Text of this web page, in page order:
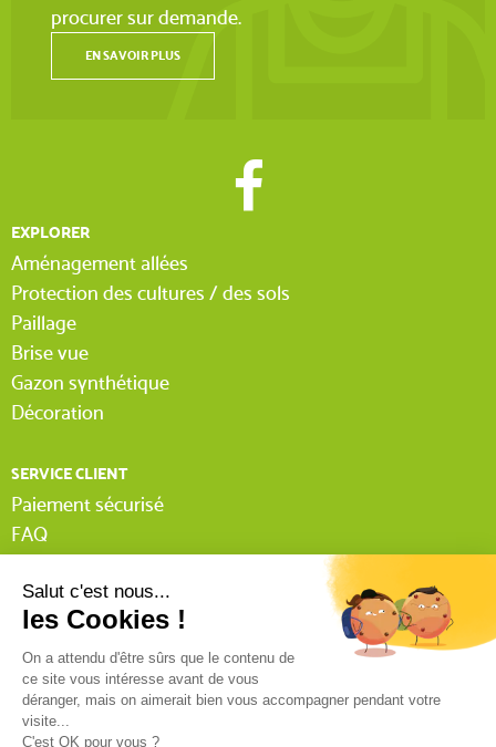
procurer sur demande.
EN SAVOIR PLUS
EXPLORER
Aménagement allées
Protection des cultures / des sols
Paillage
Brise vue
Gazon synthétique
Décoration
SERVICE CLIENT
Paiement sécurisé
FAQ
Lexique Tissnet
Suivi commande invité
Contactez-nous